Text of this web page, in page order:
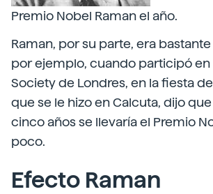
Premio Nobel Raman el año.
Raman, por su parte, era
por ejemplo, cuando participó en
Society de Londres, en la fiesta
que se le hizo en Calcuta, dijo
cinco años se llevaría el Premio
poco.
Efecto Raman